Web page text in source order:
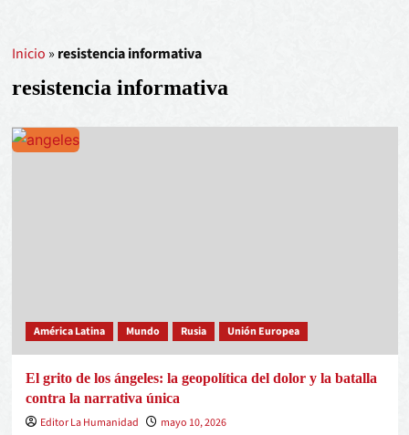
Inicio » resistencia informativa
resistencia informativa
América Latina Mundo Rusia Unión Europea
El grito de los ángeles: la geopolítica del dolor y la batalla
contra la narrativa única
Editor La Humanidad
mayo 10, 2026